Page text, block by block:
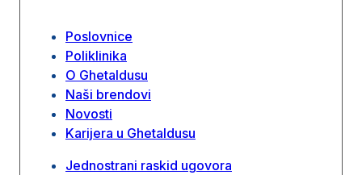
Poslovnice
Poliklinika
O Ghetaldusu
Naši brendovi
Novosti
Karijera u Ghetaldusu
Jednostrani raskid ugovora